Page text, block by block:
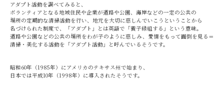
アダプト活動を調べてみると、
ボランティアとなる地域住民や企業が道路や公園、海岸などの一定の公共の
場所の定期的な清掃活動を行い、地元を大切に慈しんでいこうということから
名づけられた制度で、「アダプト」とは英語で「養子縁組する」という意味。
道路や公園などの公共の場所をわが子のように慈しみ、愛情をもって面倒を見る＝
清掃・美化する活動を「アダプト活動」と呼んでいるそうです。
昭和60年（1985年）にアメリカのテキサス州で始まり、
日本では平成10年（1998年）に導入されたそうです。